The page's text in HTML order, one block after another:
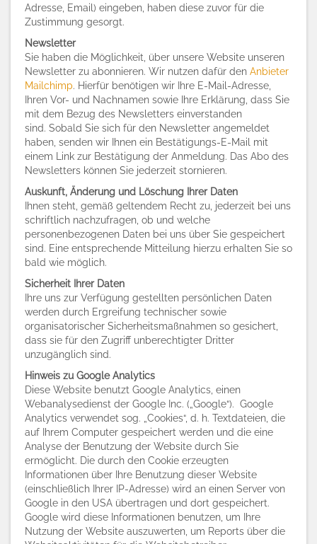
Adresse, Email) eingeben, haben diese zuvor für die
Zustimmung gesorgt.
Newsletter
Sie haben die Möglichkeit, über unsere Website unseren
Newsletter zu abonnieren. Wir nutzen dafür den Anbieter
Mailchimp. Hierfür benötigen wir Ihre E-Mail-Adresse,
Ihren Vor- und Nachnamen sowie Ihre Erklärung, dass Sie
mit dem Bezug des Newsletters einverstanden
sind. Sobald Sie sich für den Newsletter angemeldet
haben, senden wir Ihnen ein Bestätigungs-E-Mail mit
einem Link zur Bestätigung der Anmeldung. Das Abo des
Newsletters können Sie jederzeit stornieren.
Auskunft, Änderung und Löschung Ihrer Daten
Ihnen steht, gemäß geltendem Recht zu, jederzeit bei uns
schriftlich nachzufragen, ob und welche
personenbezogenen Daten bei uns über Sie gespeichert
sind. Eine entsprechende Mitteilung hierzu erhalten Sie so
bald wie möglich.
Sicherheit Ihrer Daten
Ihre uns zur Verfügung gestellten persönlichen Daten
werden durch Ergreifung technischer sowie
organisatorischer Sicherheitsmaßnahmen so gesichert,
dass sie für den Zugriff unberechtigter Dritter
unzugänglich sind.
Hinweis zu Google Analytics
Diese Website benutzt Google Analytics, einen
Webanalysedienst der Google Inc. („Google“). Google
Analytics verwendet sog. „Cookies“, d. h. Textdateien, die
auf Ihrem Computer gespeichert werden und die eine
Analyse der Benutzung der Website durch Sie
ermöglicht. Die durch den Cookie erzeugten
Informationen über Ihre Benutzung dieser Website
(einschließlich Ihrer IP-Adresse) wird an einen Server von
Google in den USA übertragen und dort gespeichert.
Google wird diese Informationen benutzen, um Ihre
Nutzung der Website auszuwerten, um Reports über die